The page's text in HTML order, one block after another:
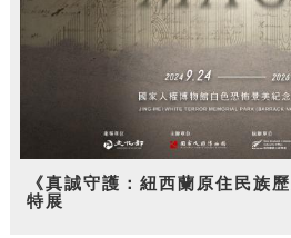
《真誠守護：紐西蘭原住民族
特展